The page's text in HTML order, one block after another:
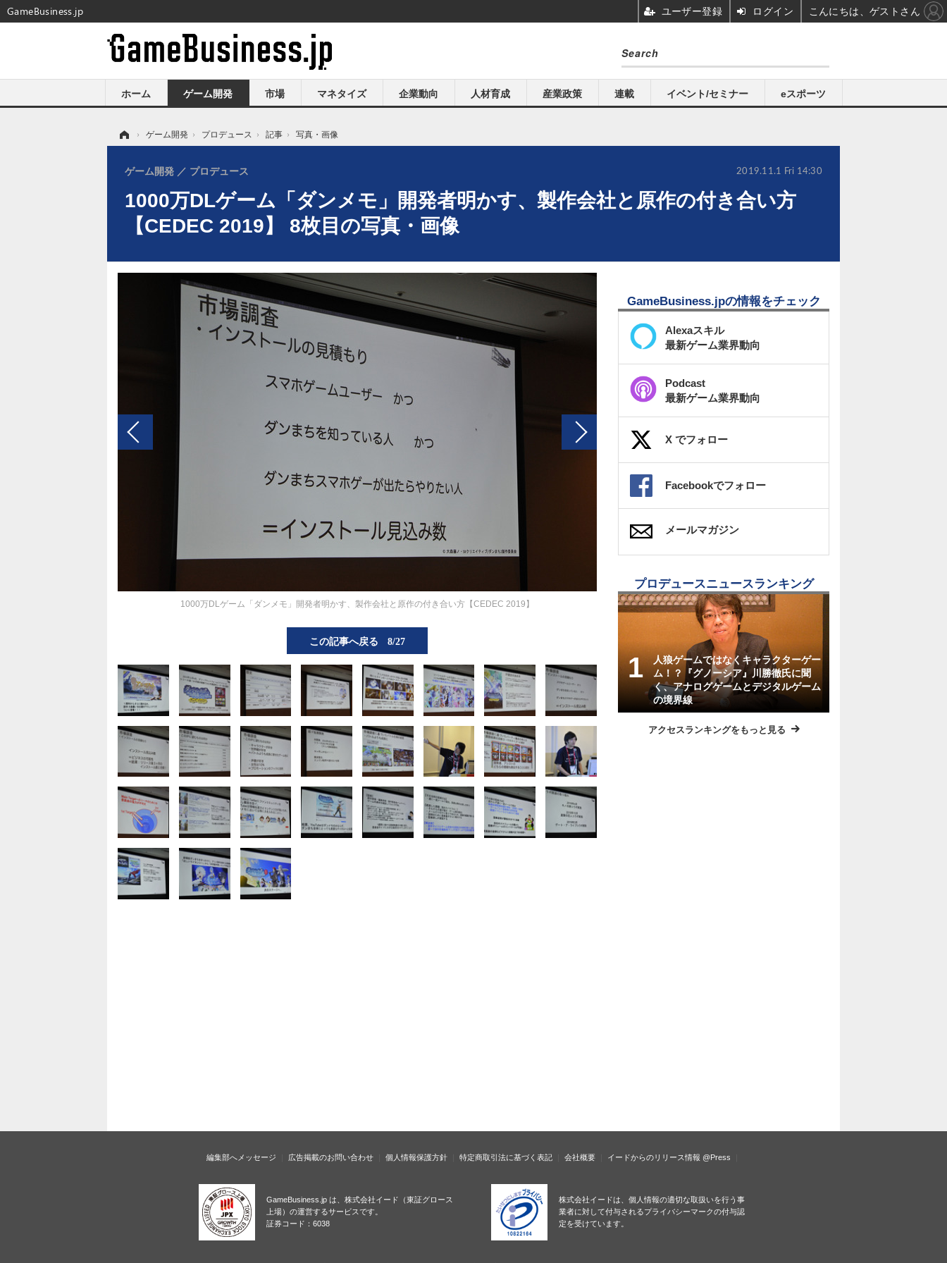
ホーム ゲーム開発 市場 マネタイズ 企業動向 人材育成 産業政策 連載 イベント/セミナー eスポーツ
› ゲーム開発 › プロデュース › 記事 › 写真・画像
1000万DLゲーム「ダンメモ」開発者明かす、製作会社と原作の付き合い方
【CEDEC 2019】 8枚目の写真・画像
ゲーム開発 プロデュース 2019.11.1 Fri 14:30
1000万DLゲーム「ダンメモ」開発者明かす、製作会社と原作の付き合い方【CEDEC 2019】
この記事へ戻る 8/27
GameBusiness.jpの情報をチェック
Alexaスキル
最新ゲーム業界動向
Podcast
最新ゲーム業界動向
X でフォロー
Facebookでフォロー
メールマガジン
プロデュースニュースランキング
人狼ゲームではなくキャラクターゲー
ム！？『グノーシア』川勝徹氏に聞
く、アナログゲームとデジタルゲーム
の境界線
アクセスランキングをもっと見る
編集部へメッセージ 広告掲載のお問い合わせ 個人情報保護方針 特定商取引法に基づく表記 会社概要 イードからのリリース情報 @Press
GameBusiness.jp は、株式会社イード（東証グロース
上場）の運営するサービスです。
証券コード：6038
株式会社イードは、個人情報の適切な取扱いを行う事
業者に対して付与されるプライバシーマークの付与認
定を受けています。
GameBusiness.jp ユーザー登録 ログイン こんにちは、ゲストさん